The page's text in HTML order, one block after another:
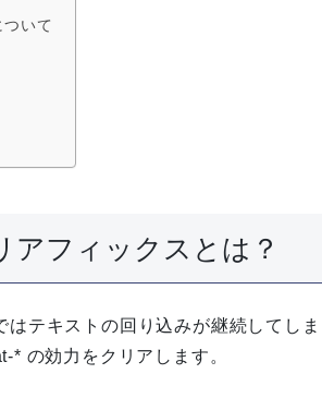
いて
アフィックスとは？
テキストの回り込みが継続してしま
の効力をクリアします。